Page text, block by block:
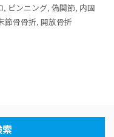
, ピンニング, 偽関節, 内固
節骨骨折, 開放骨折